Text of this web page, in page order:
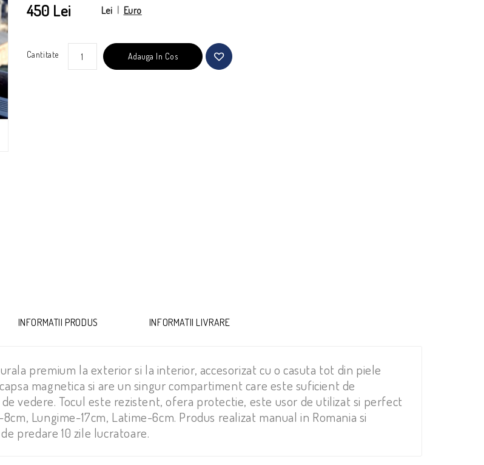
450 Lei Lei Euro
Cantitate Adauga In Cos
INFORMATII PRODUS INFORMATII LIVRARE
premium la exterior si la interior, accesorizat cu o casuta tot din piele
magnetica si are un singur compartiment care este suficient de
vedere. Tocul este rezistent, ofera protectie, este usor de utilizat si perfect
Lungime-17cm, Latime-6cm. Produs realizat manual in Romania si
predare 10 zile lucratoare.